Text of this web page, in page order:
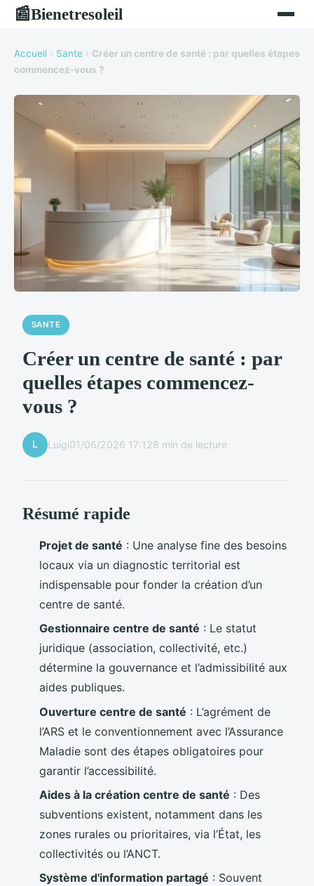
📰Bienetresoleil
Accueil › Sante › Créer un centre de santé : par quelles étapes
commencez-vous ?
SANTE
Créer un centre de santé : par
quelles étapes commencez-
vous ?
L Luigi01/06/2026 17:128 min de lecture
Résumé rapide
Projet de santé : Une analyse fine des besoins
locaux via un diagnostic territorial est
indispensable pour fonder la création d’un
centre de santé.
Gestionnaire centre de santé : Le statut
juridique (association, collectivité, etc.)
détermine la gouvernance et l’admissibilité aux
aides publiques.
Ouverture centre de santé : L’agrément de
l’ARS et le conventionnement avec l’Assurance
Maladie sont des étapes obligatoires pour
garantir l’accessibilité.
Aides à la création centre de santé : Des
subventions existent, notamment dans les
zones rurales ou prioritaires, via l’État, les
collectivités ou l’ANCT.
Système d'information partagé : Souvent